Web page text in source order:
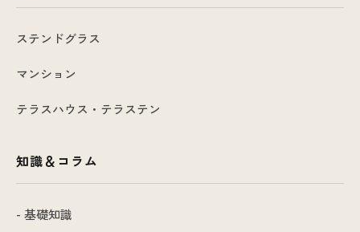
ステンドグラス
マンション
テラスハウス・テラステン
知識＆コラム
- 基礎知識